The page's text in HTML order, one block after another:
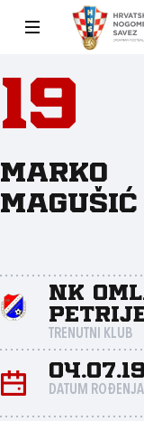
19
Marko
Magušić
NK
TRENUTNI KLUB
DATUM ROĐENJA